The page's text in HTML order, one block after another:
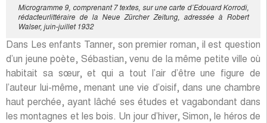
Microgramme 9, comprenant 7 textes, sur une carte d’Edouard Korrodi,
rédacteurlittéraire de la Neue Zürcher Zeitung, adressée à Robert
Walser, juin-juillet 1932
Dans Les enfants Tanner, son premier roman, il est question
d’un jeune poète, Sébastian, venu de la même petite ville où
habitait sa sœur, et qui a tout l’air d’être une figure de
l’auteur lui-même, menant une vie d’oisif, dans une chambre
haut perchée, ayant lâché ses études et vagabondant dans
les montagnes et les bois. Un jour d’hiver, Simon, le héros de